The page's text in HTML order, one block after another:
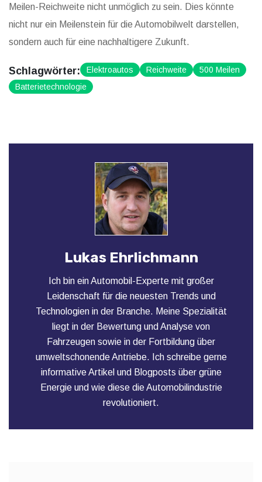
Meilen-Reichweite nicht unmöglich zu sein. Dies könnte
nicht nur ein Meilenstein für die Automobilwelt darstellen,
sondern auch für eine nachhaltigere Zukunft.
Schlagwörter: Elektroautos Reichweite
500 Meilen
Batterietechnologie
Lukas Ehrlichmann
Ich bin ein Automobil-Experte mit großer
Leidenschaft für die neuesten Trends und
Technologien in der Branche. Meine Spezialität
liegt in der Bewertung und Analyse von
Fahrzeugen sowie in der Fortbildung über
umweltschonende Antriebe. Ich schreibe gerne
informative Artikel und Blogposts über grüne
Energie und wie diese die Automobilindustrie
revolutioniert.